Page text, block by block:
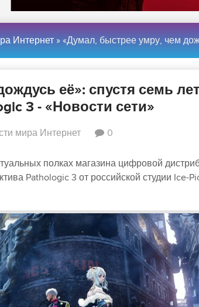
Интернет » «Думал, быстрее умру, чем дождусь её»: спустя семь лет после «Мора» в
её»: спустя семь
3 - «Новости сети»
мира Интернет 0
полках магазина цифровой
Pathologic 3 от российской студии Ice-